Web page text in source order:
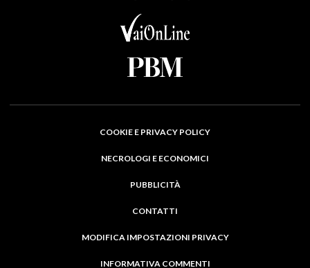
COOKIE E PRIVACY POLICY
NECROLOGI E ECONOMICI
PUBBLICITÀ
CONTATTI
MODIFICA IMPOSTAZIONI PRIVACY
INFORMATIVA COMMENTI